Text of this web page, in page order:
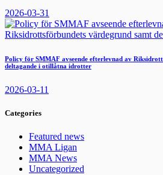
2026-03-31
Policy för SMMAF avseende efterlevnad av
deltagande i otillåtna idrotter
2026-03-11
Categories
Featured news
MMA Ligan
MMA News
Uncategorized